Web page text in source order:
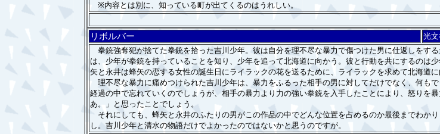
※内容とは別に、知っている町が出てくるのはうれしい。
リボルバー
光
拳銃強奪犯が捨てた拳銃を拾った吉川少年。彼は自分を理不尽な暴力で傷つけた男に仕返しをす
は、少年が拳銃を持っていることを知り、少年を追って北海道に向かう。彼と行動を共にするのは
矢と永井は蜂矢の恋する女性の誕生日にライラックの花を送るために、ライラックを求めて北海道に
理不尽な暴力に痛めつけられた吉川少年は、暴力をふるった相手の男に対してだけでなく、何も
経過の中で忘れていくのでしょうが、相手の暴力より力の強い拳銃を入手したことにより、怒りを
あ。」と思ったことでしょう。
それにしても、蜂矢と永井のふたりの男がこの作品の中でどんな位置を占めるのか最後までわか
し。吉川少年と清水の物語だけでよかったのではないかと思うのですが。